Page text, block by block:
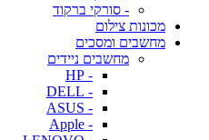
- סורקי ברקוד
מכונות צילום
מחשבים ומסכים
מחשבים ניידים
- HP
- DELL
- ASUS
- Apple